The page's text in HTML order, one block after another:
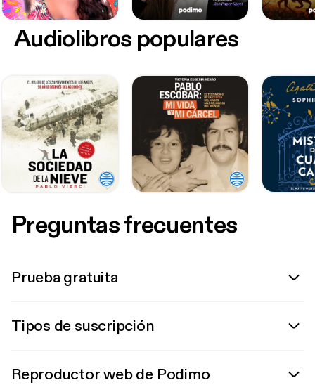
Audiolibros populares
Preguntas frecuentes
Prueba gratuita
Tipos de suscripción
Reproductor web de Podimo